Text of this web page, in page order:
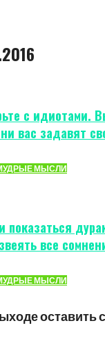
с идиотами.
вас задавят
МЫСЛИ
показаться
все
МЫСЛИ
оставить